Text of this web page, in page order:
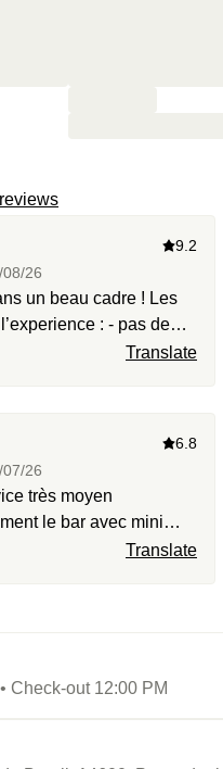
26
9.2
un beau cadre ! Les
: - pas de
la salle de bain, nous
Translate
07/26
6.8
Translate
Check-out 12:00 PM